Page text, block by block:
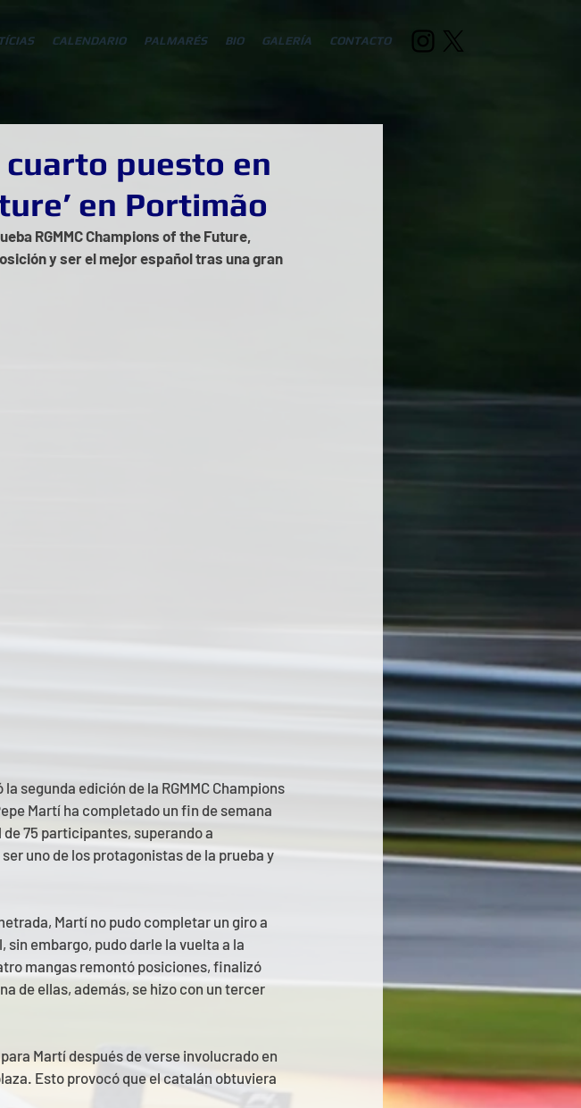
CALENDARIO PALMARÉS BIO GALERÍA CONTACTO
puesto en
en Portimão
RGMMC Champions of the Future,
y ser el mejor español tras una gran
segunda edición de la RGMMC Champions
Martí ha completado un fin de semana
75 participantes, superando a
uno de los protagonistas de la prueba y
Martí no pudo completar un giro a
sin embargo, pudo darle la vuelta a la
mangas remontó posiciones, finalizó
de ellas, además, se hizo con un tercer
Martí después de verse involucrado en
Esto provocó que el catalán obtuviera